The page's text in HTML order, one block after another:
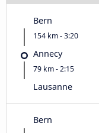
Bern
154 km - 3:20
Annecy
79 km - 2:15
Lausanne
Bern